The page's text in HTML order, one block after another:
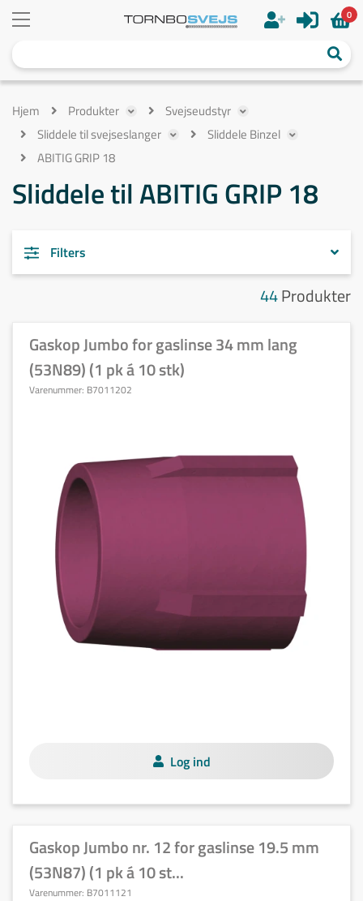
0
Hjem Produkter
Svejseudstyr
Sliddele til svejseslanger
Sliddele Binzel
ABITIG GRIP 18
Sliddele til ABITIG GRIP 18
Filters
44Produkter
Gaskop Jumbo for gaslinse 34 mm lang
(53N89) (1 pk á 10 stk)
Varenummer: B7011202
Log ind
Gaskop Jumbo nr. 12 for gaslinse 19.5 mm
(53N87) (1 pk á 10 st...
Varenummer: B7011121